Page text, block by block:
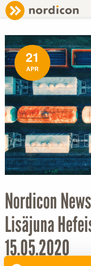
NEWS/ NORDICON
21
APR
Nordicon
Lisäjuna
15.05.2020